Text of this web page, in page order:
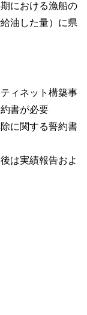
における漁船の
油した量）に県
ィネット構築事
書が必要
に関する誓約書
は実績報告およ